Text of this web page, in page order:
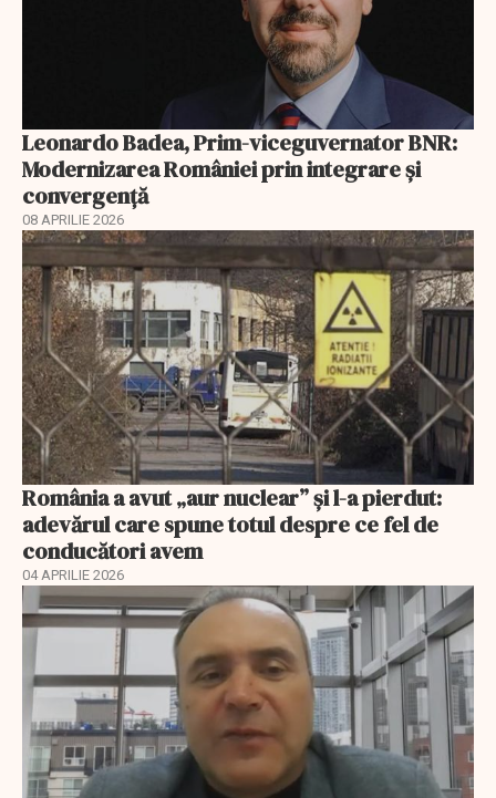
Leonardo Badea, Prim-viceguvernator BNR:
Modernizarea României prin integrare și
convergență
08 APRILIE 2026
România a avut „aur nuclear” și l-a pierdut:
adevărul care spune totul despre ce fel de
conducători avem
04 APRILIE 2026